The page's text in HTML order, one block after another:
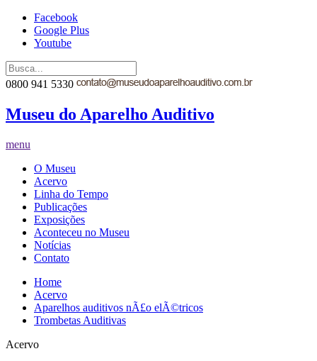
Facebook
Google Plus
Youtube
0800 941 5330
Museu do Aparelho Auditivo
menu
O Museu
Acervo
Linha do Tempo
Publicações
Exposições
Aconteceu no Museu
Notícias
Contato
Home
Acervo
Aparelhos auditivos nÃ£o elÃ©tricos
Trombetas Auditivas
Acervo